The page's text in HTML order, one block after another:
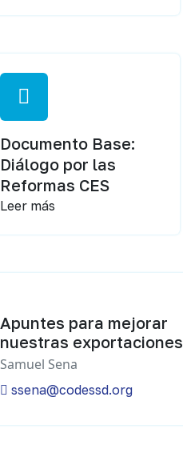
Documento Base:
Diálogo por las
Reformas CES
Leer más
Apuntes para mejorar
nuestras exportaciones
Samuel Sena
ssena@codessd.org